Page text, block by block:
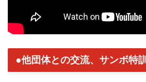
●他団体との交流、サンボ特訓